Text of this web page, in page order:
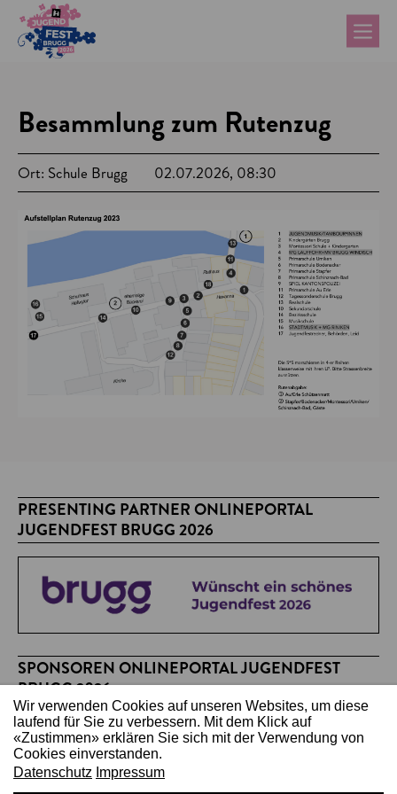
Besammlung zum Rutenzug
02.07.2026, 08:30
Ort: Schule Brugg
PRESENTING PARTNER ONLINEPORTAL
JUGENDFEST BRUGG 2026
SPONSOREN ONLINEPORTAL JUGENDFEST
BRUGG 2026
Wir verwenden Cookies auf unseren Websites, um diese
laufend für Sie zu verbessern. Mit dem Klick auf
«Zustimmen» erklären Sie sich mit der Verwendung von
Cookies einverstanden.
Datenschutz Impressum